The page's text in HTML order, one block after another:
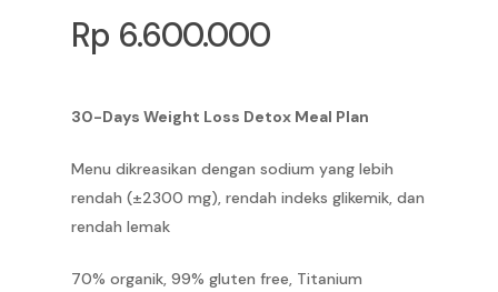
Rp 6.600.000
30-Days Weight Loss Detox Meal Plan
Menu dikreasikan dengan sodium yang lebih
rendah (±2300 mg), rendah indeks glikemik, dan
rendah lemak
70% organik, 99% gluten free, Titanium